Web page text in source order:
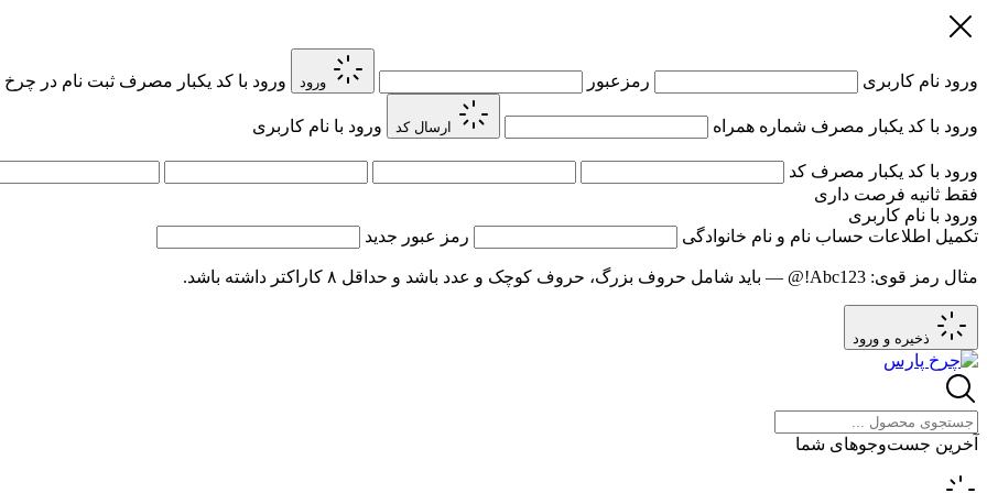
ورود نام کاربری رمزعبور ورود ورود با کد یکبار مصرف ثبت نام در
ورود با کد یکبار مصرف شماره همراه ارسال کد ورود با نام کاربری
ورود با کد یکبار مصرف کد
فقط ثانیه فرصت داری
ورود با نام کاربری
تکمیل اطلاعات حساب نام و نام خانوادگی رمز عبور جدید
مثال رمز قوی: Abc123!@ — باید شامل حروف بزرگ، حروف کوچک و عدد باشد و حداقل ۸ کاراکتر داشته باشد.
ذخیره و ورود
آخرین جست‌وجوهای شما